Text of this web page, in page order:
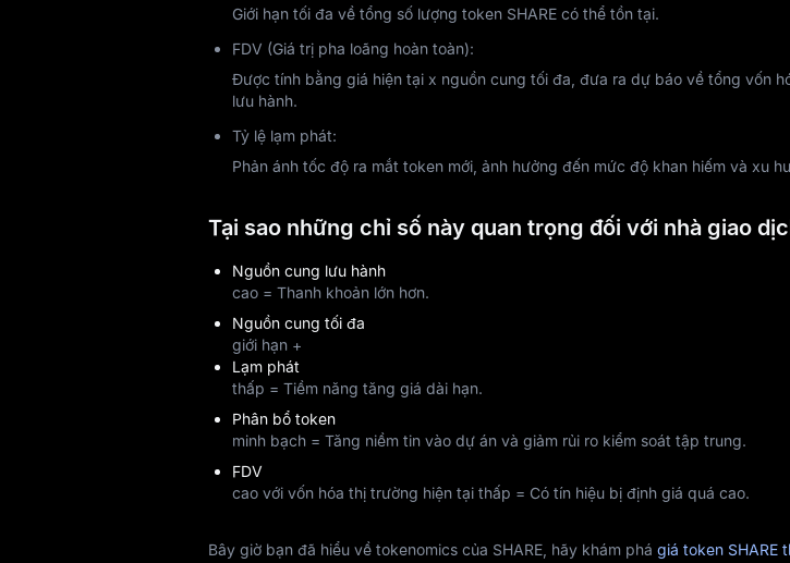
Giới hạn tối đa về tổng số lượng token SHARE có thể tồn tại.
FDV (Giá trị pha loãng hoàn toàn):
Được tính bằng giá hiện tại x nguồn cung tối đa, đưa ra dự báo về tổng vốn
lưu hành.
Tỷ lệ lạm phát:
Phản ánh tốc độ ra mắt token mới, ảnh hưởng đến mức độ khan hiếm và xu
Tại sao những chỉ số này quan trọng đối với nhà giao
Nguồn cung lưu hành
cao = Thanh khoản lớn hơn.
Nguồn cung tối đa
giới hạn +
Lạm phát
thấp = Tiềm năng tăng giá dài hạn.
Phân bổ token
minh bạch = Tăng niềm tin vào dự án và giảm rủi ro kiểm soát tập trung.
FDV
cao với vốn hóa thị trường hiện tại thấp = Có tín hiệu bị định giá quá cao.
Bây giờ bạn đã hiểu về tokenomics của SHARE, hãy khám phá giá token SHARE